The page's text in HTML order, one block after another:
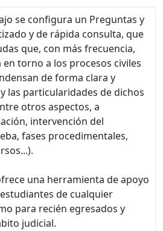
se configura un Preguntas y
y de rápida consulta, que
que, con más frecuencia,
torno a los procesos civiles
de forma clara y
las particularidades de dichos
otros aspectos, a
intervención del
fases procedimentales,
una herramienta de apoyo
de cualquier
para recién egresados y
judicial.